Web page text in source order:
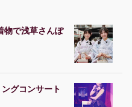
物で浅草さんぽ
グコンサート